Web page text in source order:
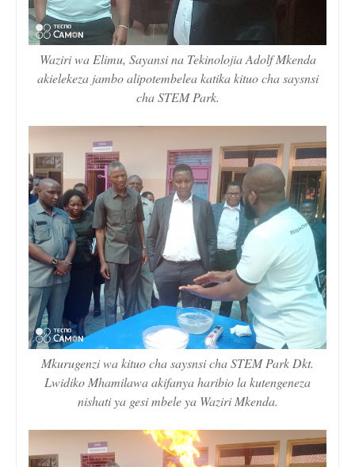
Waziri wa Elimu, Sayansi na Tekinolojia Adolf Mkenda
akielekeza jambo alipotembelea katika kituo cha saysnsi
cha STEM Park.
Mkurugenzi wa kituo cha saysnsi cha STEM Park Dkt.
Lwidiko Mhamilawa akifanya haribio la kutengeneza
nishati ya gesi mbele ya Waziri Mkenda.